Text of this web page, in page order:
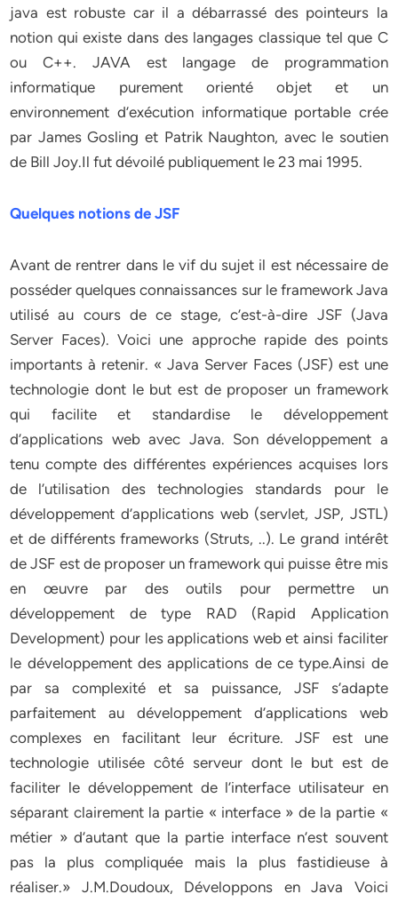
java est robuste car il a débarrassé des pointeurs la
notion qui existe dans des langages classique tel que C
ou C++. JAVA est langage de programmation
informatique purement orienté objet et un
environnement d’exécution informatique portable crée
par James Gosling et Patrik Naughton, avec le soutien
de Bill Joy.Il fut dévoilé publiquement le 23 mai 1995.
Quelques notions de JSF
Avant de rentrer dans le vif du sujet il est nécessaire de
posséder quelques connaissances sur le framework Java
utilisé au cours de ce stage, c’est-à-dire JSF (Java
Server Faces). Voici une approche rapide des points
importants à retenir. « Java Server Faces (JSF) est une
technologie dont le but est de proposer un framework
qui facilite et standardise le développement
d’applications web avec Java. Son développement a
tenu compte des différentes expériences acquises lors
de l’utilisation des technologies standards pour le
développement d’applications web (servlet, JSP, JSTL)
et de différents frameworks (Struts, ..). Le grand intérêt
de JSF est de proposer un framework qui puisse être mis
en œuvre par des outils pour permettre un
développement de type RAD (Rapid Application
Development) pour les applications web et ainsi faciliter
le développement des applications de ce type.Ainsi de
par sa complexité et sa puissance, JSF s’adapte
parfaitement au développement d’applications web
complexes en facilitant leur écriture. JSF est une
technologie utilisée côté serveur dont le but est de
faciliter le développement de l’interface utilisateur en
séparant clairement la partie « interface » de la partie «
métier » d’autant que la partie interface n’est souvent
pas la plus compliquée mais la plus fastidieuse à
réaliser.» J.M.Doudoux, Développons en Java Voici